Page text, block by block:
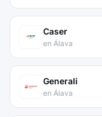
Caser
en Álava
Generali
en Álava